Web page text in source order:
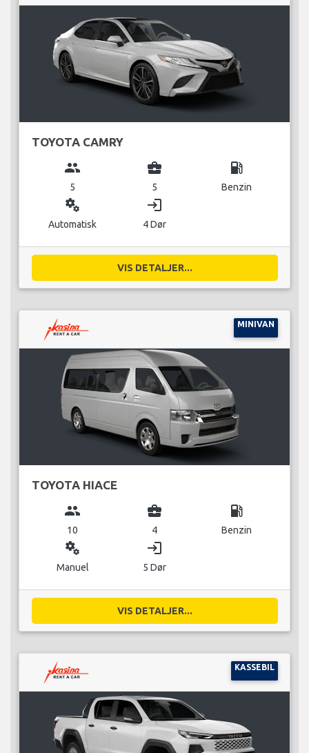
TOYOTA CAMRY
group
5
business_center
5
local_gas_station
Benzin
miscellaneous_services
Automatisk
login
4 Dør
VIS DETALJER...
MINIVAN
TOYOTA HIACE
group
10
business_center
4
local_gas_station
Benzin
miscellaneous_services
Manuel
login
5 Dør
VIS DETALJER...
KASSEBIL